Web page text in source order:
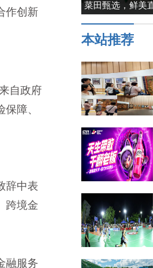
作创新
自政府
障、
辞中表
跨境金
融服务
菜田甄选，鲜美直达｜菜田供
应链，重塑净菜新鲜标准
本站推荐